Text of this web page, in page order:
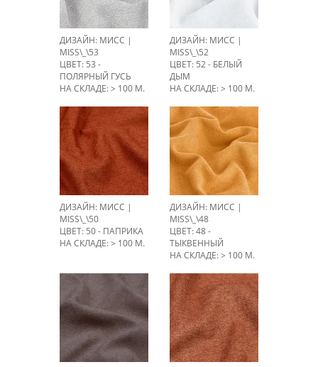
ДИЗАЙН: МИСС |
MISS\_\53
ЦВЕТ: 53 -
ПОЛЯРНЫЙ ГУСЬ
НА СКЛАДЕ: > 100 М.
ДИЗАЙН: МИСС |
MISS\_\52
ЦВЕТ: 52 - БЕЛЫЙ
ДЫМ
НА СКЛАДЕ: > 100 М.
ДИЗАЙН: МИСС |
MISS\_\50
ЦВЕТ: 50 - ПАПРИКА
НА СКЛАДЕ: > 100 М.
ДИЗАЙН: МИСС |
MISS\_\48
ЦВЕТ: 48 -
ТЫКВЕННЫЙ
НА СКЛАДЕ: > 100 М.